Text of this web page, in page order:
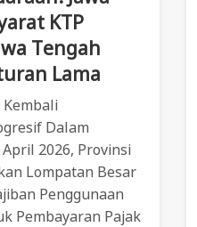
KTP
Tengah
Lama
Dalam
2026, Provinsi
Lompatan Besar
Penggunaan
Pembayaran Pajak